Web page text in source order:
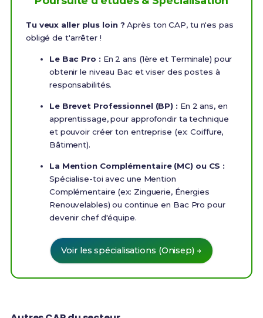
Tu veux aller plus loin ? Après ton CAP, tu n'es pas
obligé de t'arrêter !
Le Bac Pro : En 2 ans (1ère et Terminale) pour
obtenir le niveau Bac et viser des postes à
responsabilités.
Le Brevet Professionnel (BP) : En 2 ans, en
apprentissage, pour approfondir ta technique
et pouvoir créer ton entreprise (ex: Coiffure,
Bâtiment).
La Mention Complémentaire (MC) ou CS :
Spécialise-toi avec une Mention
Complémentaire (ex: Zinguerie, Énergies
Renouvelables) ou continue en Bac Pro pour
devenir chef d'équipe.
Voir les spécialisations (Onisep) →